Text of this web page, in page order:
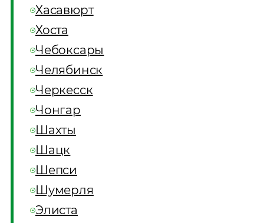
Хасавюрт
Хоста
Чебоксары
Челябинск
Черкесск
Чонгар
Шахты
Шацк
Шепси
Шумерля
Элиста